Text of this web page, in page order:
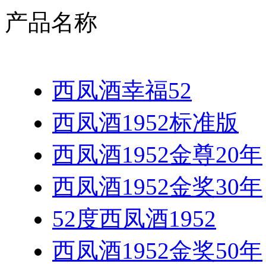
产品名称
西凤酒幸福52
西凤酒1952标准版
西凤酒1952金尊20年
西凤酒1952金奖30年
52度西凤酒1952
西凤酒1952金奖50年